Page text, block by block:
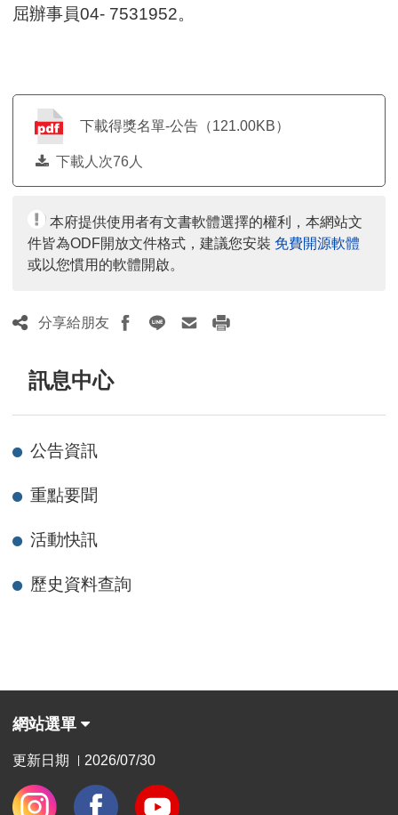
訊息中心
公告資訊
重點要聞
活動快訊
歷史資料查詢
屈辦事員04- 7531952。
下載得獎名單-公告（121.00KB）
下載人次76人
本府提供使用者有文書軟體選擇的權利，本網站文
件皆為ODF開放文件格式，建議您安裝 免費開源軟體
或以您慣用的軟體開啟。
分享給朋友
網站選單
更新日期 2026/07/30